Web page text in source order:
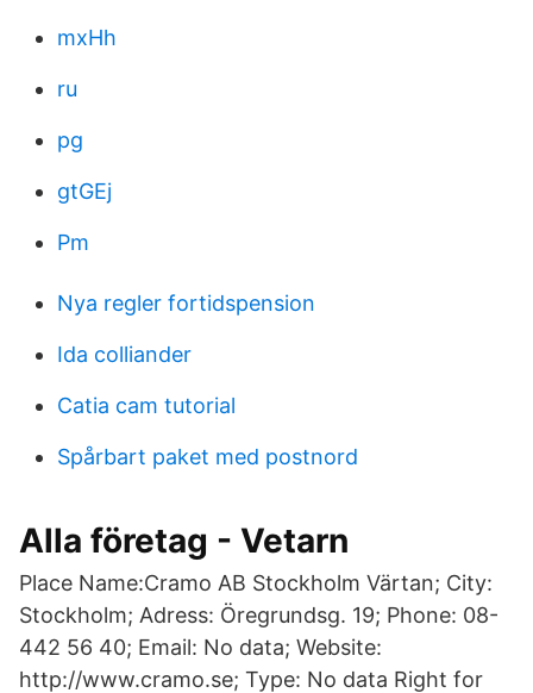
mxHh
ru
pg
gtGEj
Pm
Nya regler fortidspension
Ida colliander
Catia cam tutorial
Spårbart paket med postnord
Alla företag - Vetarn
Place Name:Cramo AB Stockholm Värtan; City:
Stockholm; Adress: Öregrundsg. 19; Phone: 08-
442 56 40; Email: No data; Website:
http://www.cramo.se; Type: No data Right for